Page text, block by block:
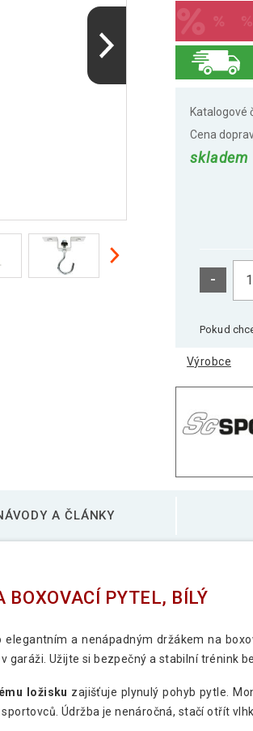
Katalogové
Cena
skladem
-
Pokud
Výrobce
A ČLÁNKY
BOXOVACÍ PYTEL, BÍLÝ
elegantním a nenápadným držákem na
garáži. Užijte si bezpečný a stabilní trénink
ložisku zajišťuje plynulý pohyb pytle.
Údržba je nenáročná, stačí otřít